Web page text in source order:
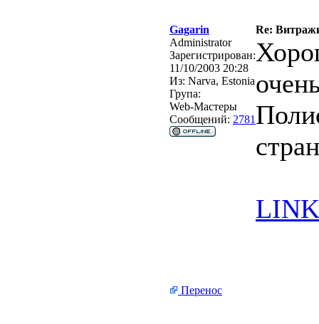
Gagarin
Re:
Administrator
Зарегистрирован:
11/10/2003 20:28
Из: Narva, Estonia
Група:
Web-Мастеры
Сообщений: 2781
LINK
Перенос